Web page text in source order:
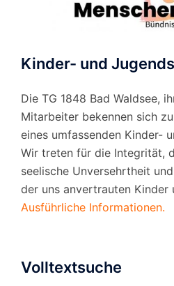
Kinder- und
Die TG 1848 Bad Waldsee,
Mitarbeiter bekennen sich
eines umfassenden Kinder-
Wir treten für die Integrität,
seelische Unversehrtheit
der uns anvertrauten Kinder
Ausführliche Informationen.
Volltextsuche